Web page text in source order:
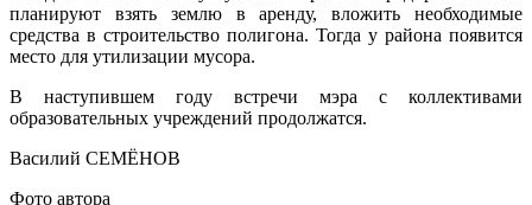
планируют взять землю в аренду, вложить необходимые
средства в строительство полигона. Тогда у района появится
место для утилизации мусора.
В наступившем году встречи мэра с коллективами
образовательных учреждений продолжатся.
Василий СЕМЁНОВ
Фото автора